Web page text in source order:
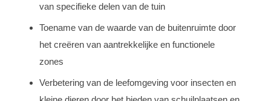
van specifieke delen van de tuin
Toename van de waarde van de buitenruimte door
het creëren van aantrekkelijke en functionele
zones
Verbetering van de leefomgeving voor insecten en